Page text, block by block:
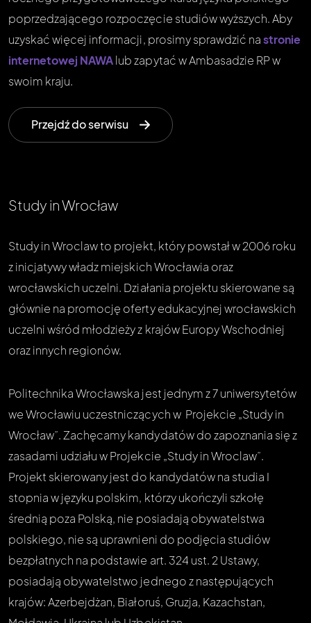
poprzedzającego rozpoczęcie studiów wyższych. Aby
uzyskać więcej informacji, prosimy sprawdzić nastronie
internetowej NAWAlub zapytać w Ambasadzie RP w
swoim kraju.
Przejdź do serwisu
Study in Wrocław
Study in Wroclaw to projekt, który powstał w 2006 roku
z inicjatywy władz miejskich Wrocławia oraz
wrocławskich uczelni. Działania projektu skierowane są
głównie na promocję oferty edukacyjnej wrocławskich
uczelni wśród młodzieży z krajów Europy Wschodniej
oraz innych regionów.
Politechnika Wrocławska jest jednym z 7 uniwersytetów
we Wrocławiu uczestniczących w Projekcie „Study in
Wrocław”. Zachęcamy kandydatów do zapoznania się z
zasadami udziału w Projekcie „Study in Wroclaw”.
Projekt skierowany jest do kandydatów na studia I
stopnia w języku polskim, którzy ukończyli szkołę
średnią poza Polską, nie posiadają obywatelstwa
polskiego, nie są uprawnieni do podjęcia studiów
bezpłatnych na podstawie art. 324 ust. 2 Ustawy,
posiadają obywatelstwo jednego z następujących
krajów: Azerbejdżan, Białoruś, Gruzja, Kazachstan,